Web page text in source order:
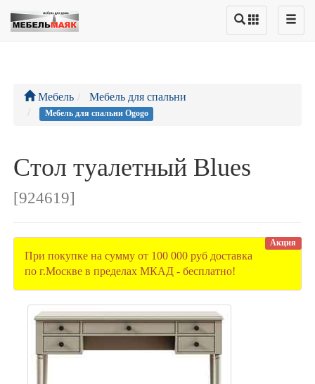
Мебель Мебель для спальни
Мебель для спальни Ogogo
Стол туалетный Blues
[924619]
Акция
При покупке на сумму от 100 000 руб доставка
по г.Москве в пределах МКАД - бесплатно!